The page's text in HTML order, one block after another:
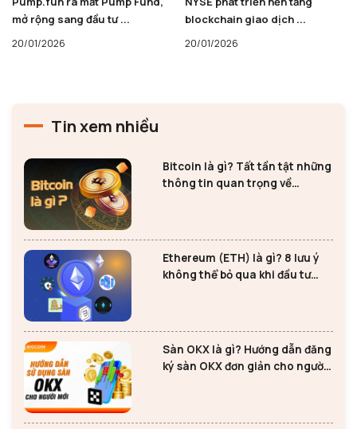
mở rộng sang đầu tư ...
20/01/2026
blockchain giao dịch ...
20/01/2026
Tin xem nhiều
Bitcoin là gì? Tất tần tật những
thông tin quan trọng về
Ethereum (ETH) là gì? 8 lưu ý
không thể bỏ qua khi đầu tư
Sàn OKX là gì? Hướng dẫn đăng
ký sàn OKX đơn giản cho người